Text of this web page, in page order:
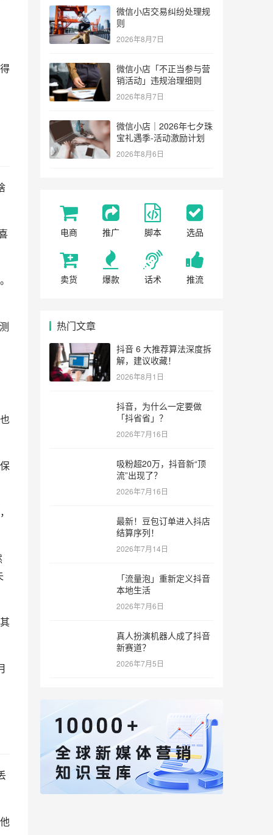
微信小店交易纠纷处理规
则
2026年8月7日
微信小店「不正当参与营
销活动」违规治理细则
2026年8月7日
微信小店｜2026年七夕珠
宝礼遇季-活动激励计划
2026年8月6日
电商 推广 脚本 选品
卖货 爆款 话术 推流
热门文章
抖音 6 大推荐算法深度拆
解，建议收藏！
2026年8月1日
抖音，为什么一定要做
「抖省省」？
2026年7月16日
吸粉超20万，抖音新“顶
流”出现了？
2026年7月16日
最新！豆包订单进入抖店
结算序列！
2026年7月14日
「流量泡」重新定义抖音
本地生活
2026年7月6日
真人扮演机器人成了抖音
新赛道？
2026年7月5日